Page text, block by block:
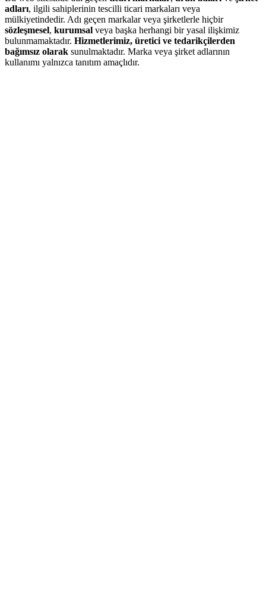
adları, ilgili sahiplerinin tescilli ticari markaları veya
mülkiyetindedir. Adı geçen markalar veya şirketlerle hiçbir
sözleşmesel, kurumsal veya başka herhangi bir yasal ilişkimiz
bulunmamaktadır. Hizmetlerimiz, üretici ve tedarikçilerden
bağımsız olarak sunulmaktadır. Marka veya şirket adlarının
kullanımı yalnızca tanıtım amaçlıdır.